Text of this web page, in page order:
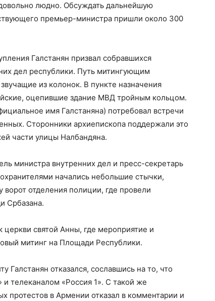
людно. Обсуждать дальнейшую
премьер-министра пришли около 300
Галстанян призвал собравшихся
дел республики. Путь митингующим
из колонок. В пункте назначения
оцепившие здание МВД тройным кольцом.
имя Галстаняна) потребовал встречи
Сторонники архиепископа поддержали это
части улицы Налбандяна.
министра внутренних дел и пресс-секретарь
начались небольшие стычки,
отделения полиции, где провели
Србазана.
церкви святой Анны, где мероприятие и
митинг на Площади Республики.
Галстанян отказался, сославшись на то, что
телеканалом «Россия 1». С такой же
протестов в Армении отказал в комментарии и